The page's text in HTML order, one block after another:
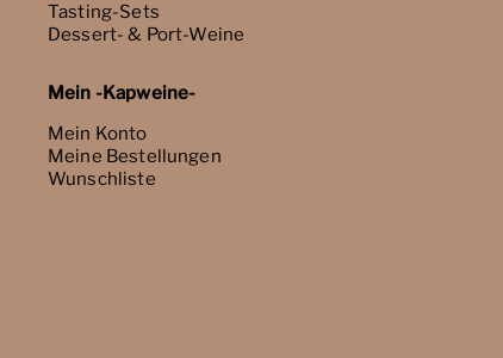
Tasting-Sets
Dessert- & Port-Weine
Mein -Kapweine-
Mein Konto
Meine Bestellungen
Wunschliste